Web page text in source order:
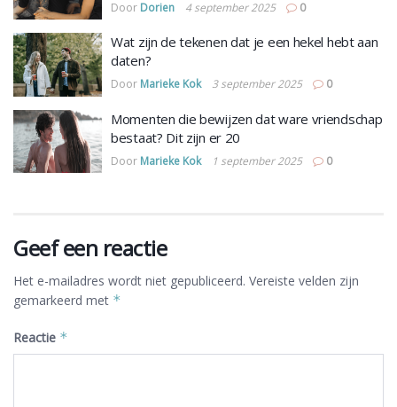
Door Dorien 4 september 2025 0
Wat zijn de tekenen dat je een hekel hebt aan
daten?
Door Marieke Kok 3 september 2025 0
Momenten die bewijzen dat ware vriendschap
bestaat? Dit zijn er 20
Door Marieke Kok 1 september 2025 0
Geef een reactie
Het e-mailadres wordt niet gepubliceerd. Vereiste velden zijn
gemarkeerd met *
Reactie *